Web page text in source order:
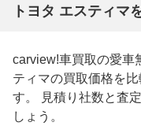
トヨタ エスティマ
carview!車買取の愛車
ティマの買取価格を
す。 見積り社数と査
しょう。